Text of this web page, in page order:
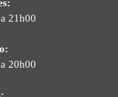
21h00
20h00